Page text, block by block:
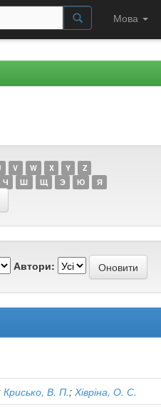
Мова
V W X Y
Z
Ч Ш Щ Э Ю Я
Автори:
Крисько, В. П.; Хівріна, О. С.